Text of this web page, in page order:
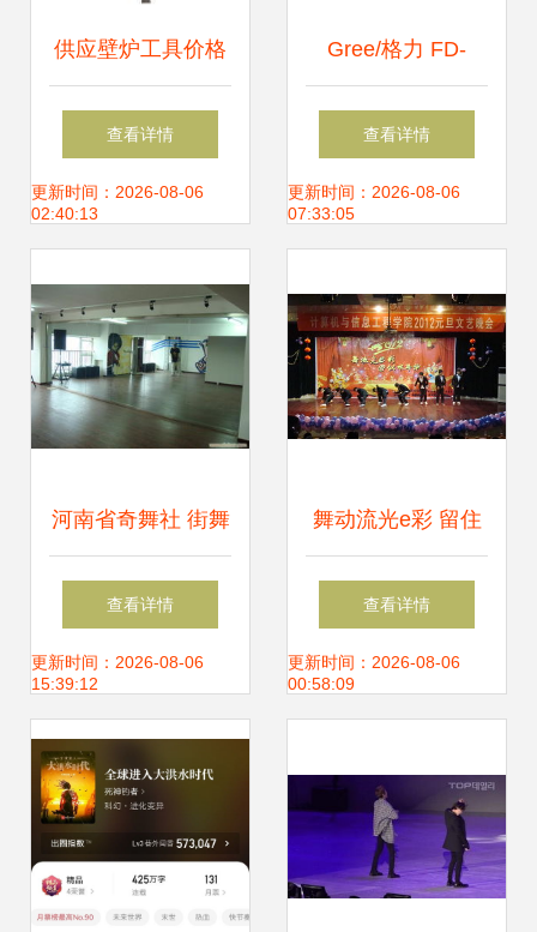
供应壁炉工具价格
_供应壁炉工具厂
家_世界工厂网产
查看详情
更新时间：2026-08-06
02:40:13
Gree/格力 FD-
4008B-WG 遥控
落地扇 超薄设
查看详情
更新时间：2026-08-06
07:33:05
河南省奇舞社 街舞
文化新风尚与舞今
信息解读
查看详情
更新时间：2026-08-06
15:39:12
舞动流光e彩 留住
似水年华——信息
学院2012元旦晚会
查看详情
更新时间：2026-08-06
00:58:09